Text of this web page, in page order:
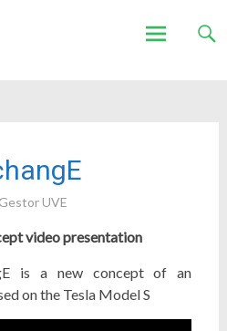
Gestor UVE
video presentation
is a new concept of an
on the Tesla Model S